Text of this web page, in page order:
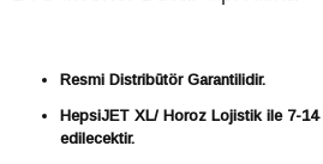
Resmi Distribütör Garantilidir.
HepsiJET XL/ Horoz Lojistik ile 7-
edilecektir.